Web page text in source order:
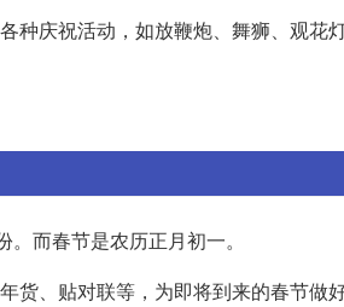
种庆祝活动，如放鞭炮、舞狮、观花
而春节是农历正月初一。
货、贴对联等，为即将到来的春节做